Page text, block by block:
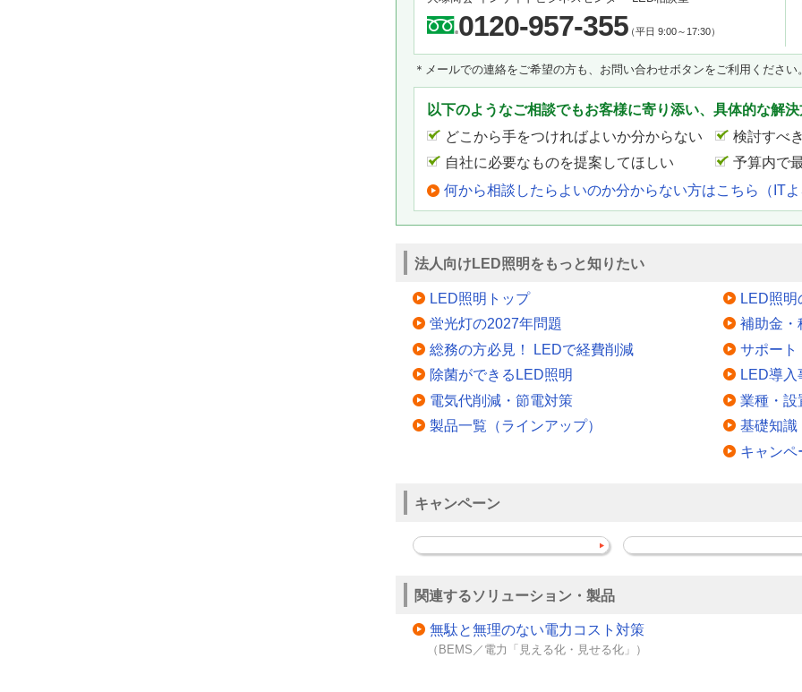
0120-957-355（平日 9:00～17:30）
＊メールでの連絡をご希望の方も、お問い合わせボタンをご利用ください
以下のようなご相談でもお客様に寄り添い、具体的な解
どこから手をつければよいか分からない
検討すべ
自社に必要なものを提案してほしい
予算内で
何から相談したらよいのか分からない方はこちら（IT
法人向けLED照明をもっと知りたい
LED照明トップ
蛍光灯の2027年問題
総務の方必見！ LEDで経費削減
除菌ができるLED照明
電気代削減・節電対策
製品一覧（ラインアップ）
LED照
補助金・
サポート
LED導入
業種・設
基礎知識
キャンペ
キャンペーン
関連するソリューション・製品
無駄と無理のない電力コスト対策
（BEMS／電力「見える化・見せる化」）